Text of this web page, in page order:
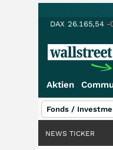
DAX 26.165,54 -
Aktien
Fonds /
NEWS TICKER